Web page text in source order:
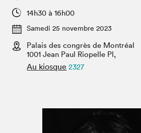
Espace exposant⋅e⋅s
Espace enseignant·e·s
Espace médias
Projets partenaires
14h30 à 16h00
Samedi 25 novembre 2023
Palais des congrès de Montréal
1001 Jean Paul Riopelle Pl,
Au kiosque 2327